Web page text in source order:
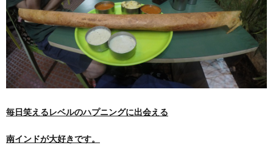
毎日笑えるレベルのハプニングに出会える
南インドが大好きです。